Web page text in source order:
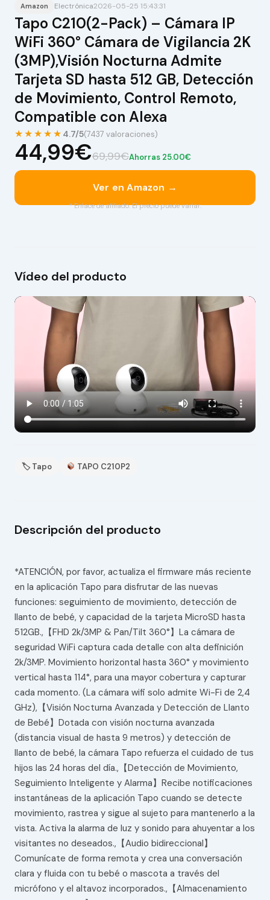
Amazon Electrónica2026-05-25 15:43:31
Tapo C210(2-Pack) – Cámara IP
WiFi 360° Cámara de Vigilancia 2K
(3MP),Visión Nocturna Admite
Tarjeta SD hasta 512 GB, Detección
de Movimiento, Control Remoto,
Compatible con Alexa
★★★★★ 4.7/5(7437 valoraciones)
44,99€69,99€Ahorras 25.00€
Ver en Amazon →
* Enlace de afiliado. El precio puede variar.
Vídeo del producto
🏷 Tapo TAPO C210P2
Descripción del producto
*ATENCIÓN, por favor, actualiza el firmware más reciente
en la aplicación Tapo para disfrutar de las nuevas
funciones: seguimiento de movimiento, detección de
llanto de bebé, y capacidad de la tarjeta MicroSD hasta
512GB.,【FHD 2k/3MP & Pan/Tilt 360°】La cámara de
seguridad WiFi captura cada detalle con alta definición
2k/3MP. Movimiento horizontal hasta 360° y movimiento
vertical hasta 114°, para una mayor cobertura y capturar
cada momento. (La cámara wifi solo admite Wi-Fi de 2,4
GHz),【Visión Nocturna Avanzada y Detección de Llanto
de Bebé】Dotada con visión nocturna avanzada
(distancia visual de hasta 9 metros) y detección de
llanto de bebé, la cámara Tapo refuerza el cuidado de tus
hijos las 24 horas del día.,【Detección de Movimiento,
Seguimiento Inteligente y Alarma】Recibe notificaciones
instantáneas de la aplicación Tapo cuando se detecte
movimiento, rastrea y sigue al sujeto para mantenerlo a la
vista. Activa la alarma de luz y sonido para ahuyentar a los
visitantes no deseados.,【Audio bidireccional】
Comunícate de forma remota y crea una conversación
clara y fluida con tu bebé o mascota a través del
micrófono y el altavoz incorporados.,【Almacenamiento